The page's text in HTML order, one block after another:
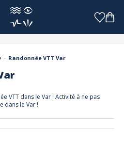
Randonnée VTT Var
VTT dans le Var ! Activité à ne pas
dans le Var !